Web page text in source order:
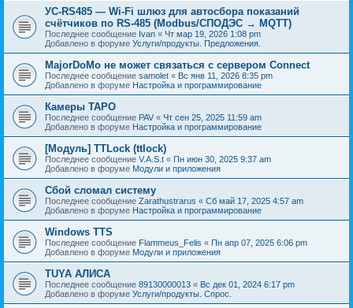
УС-RS485 — Wi-Fi шлюз для автосбора показаний
счётчиков по RS-485 (Modbus/СПОДЭС → MQTT)
Последнее сообщение Ivan « Чт мар 19, 2026 1:08 pm
Добавлено в форуме Услуги/продукты. Предложения.
MajorDoMo не может связаться с сервером Connect
Последнее сообщение samolet « Вс янв 11, 2026 8:35 pm
Добавлено в форуме Настройка и программирование
Камеры TAPO
Последнее сообщение PAV « Чт сен 25, 2025 11:59 am
Добавлено в форуме Настройка и программирование
[Модуль] TTLock (ttlock)
Последнее сообщение V.A.S.t « Пн июн 30, 2025 9:37 am
Добавлено в форуме Модули и приложения
Сбой сломал систему
Последнее сообщение Zarathustrarus « Сб май 17, 2025 4:57 am
Добавлено в форуме Настройка и программирование
Windows TTS
Последнее сообщение Flammeus_Felis « Пн апр 07, 2025 6:06 pm
Добавлено в форуме Модули и приложения
TUYA АЛИСА
Последнее сообщение 89130000013 « Вс дек 01, 2024 6:17 pm
Добавлено в форуме Услуги/продукты. Спрос.